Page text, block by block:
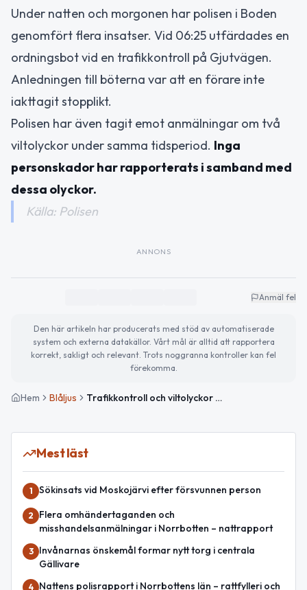
Under natten och morgonen har polisen i Boden
genomfört flera insatser. Vid 06:25 utfärdades en
ordningsbot vid en trafikkontroll på Gjutvägen.
Anledningen till böterna var att en förare inte
iakttagit stopplikt.
Polisen har även tagit emot anmälningar om två
viltolyckor under samma tidsperiod. Inga
personskador har rapporterats i samband med
dessa olyckor.
Källa: Polisen
ANNONS
Anmäl fel
Den här artikeln har producerats med stöd av automatiserade
system och externa datakällor. Vårt mål är alltid att rapportera
korrekt, sakligt och relevant. Trots noggranna kontroller kan fel
förekomma.
Hem Blåljus Trafikkontroll och viltolyckor rapporterade i Boden
Mest läst
1 Sökinsats vid Moskojärvi efter försvunnen person
2
Flera omhändertaganden och
misshandelsanmälningar i Norrbotten – nattrapport
3
Invånarnas önskemål formar nytt torg i centrala
Gällivare
4 Nattens polisrapport i Norrbottens län – rattfylleri och